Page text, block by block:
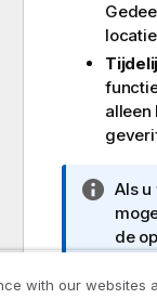
alleen
I
n
f
r
Als
de
with our websites